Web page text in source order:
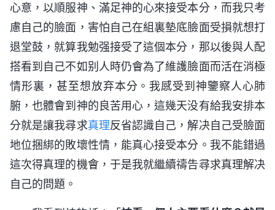
心意，以順服神、滿足神的心來接受本分，而我只考
慮自己的臉面，害怕自己在組裏墊底臉面受損就想打
退堂鼓，就算我勉强接受了這個本分，那以後與人配
搭看到自己不如别人時仍會為了維護臉面而活在消極
情形裏，甚至想放弃本分。我感受到神鑒察人心肺
腑，也體會到神的良苦用心，這幾天没有給我安排本
分就是讓我尋求真理反省認識自己，解决自己受臉面
地位捆綁的敗壞性情，能真心接受本分。我不能錯過
這次得真理的機會，于是我就繼續禱告尋求真理解决
自己的問題。